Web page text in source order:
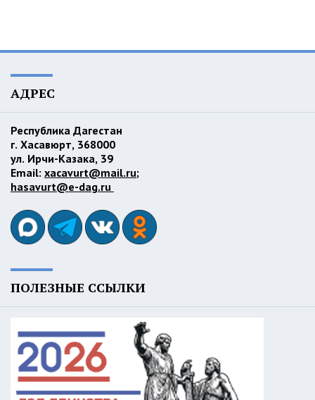
АДРЕС
Республика Дагестан
г. Хасавюрт, 368000
ул. Ирчи-Казака, 39
Email: xacavurt@mail.ru;
hasavurt@e-dag.ru
ПОЛЕЗНЫЕ ССЫЛКИ